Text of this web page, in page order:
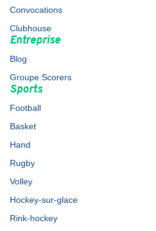
Convocations
Clubhouse
Entreprise
Blog
Groupe Scorers
Sports
Football
Basket
Hand
Rugby
Volley
Hockey-sur-glace
Rink-hockey